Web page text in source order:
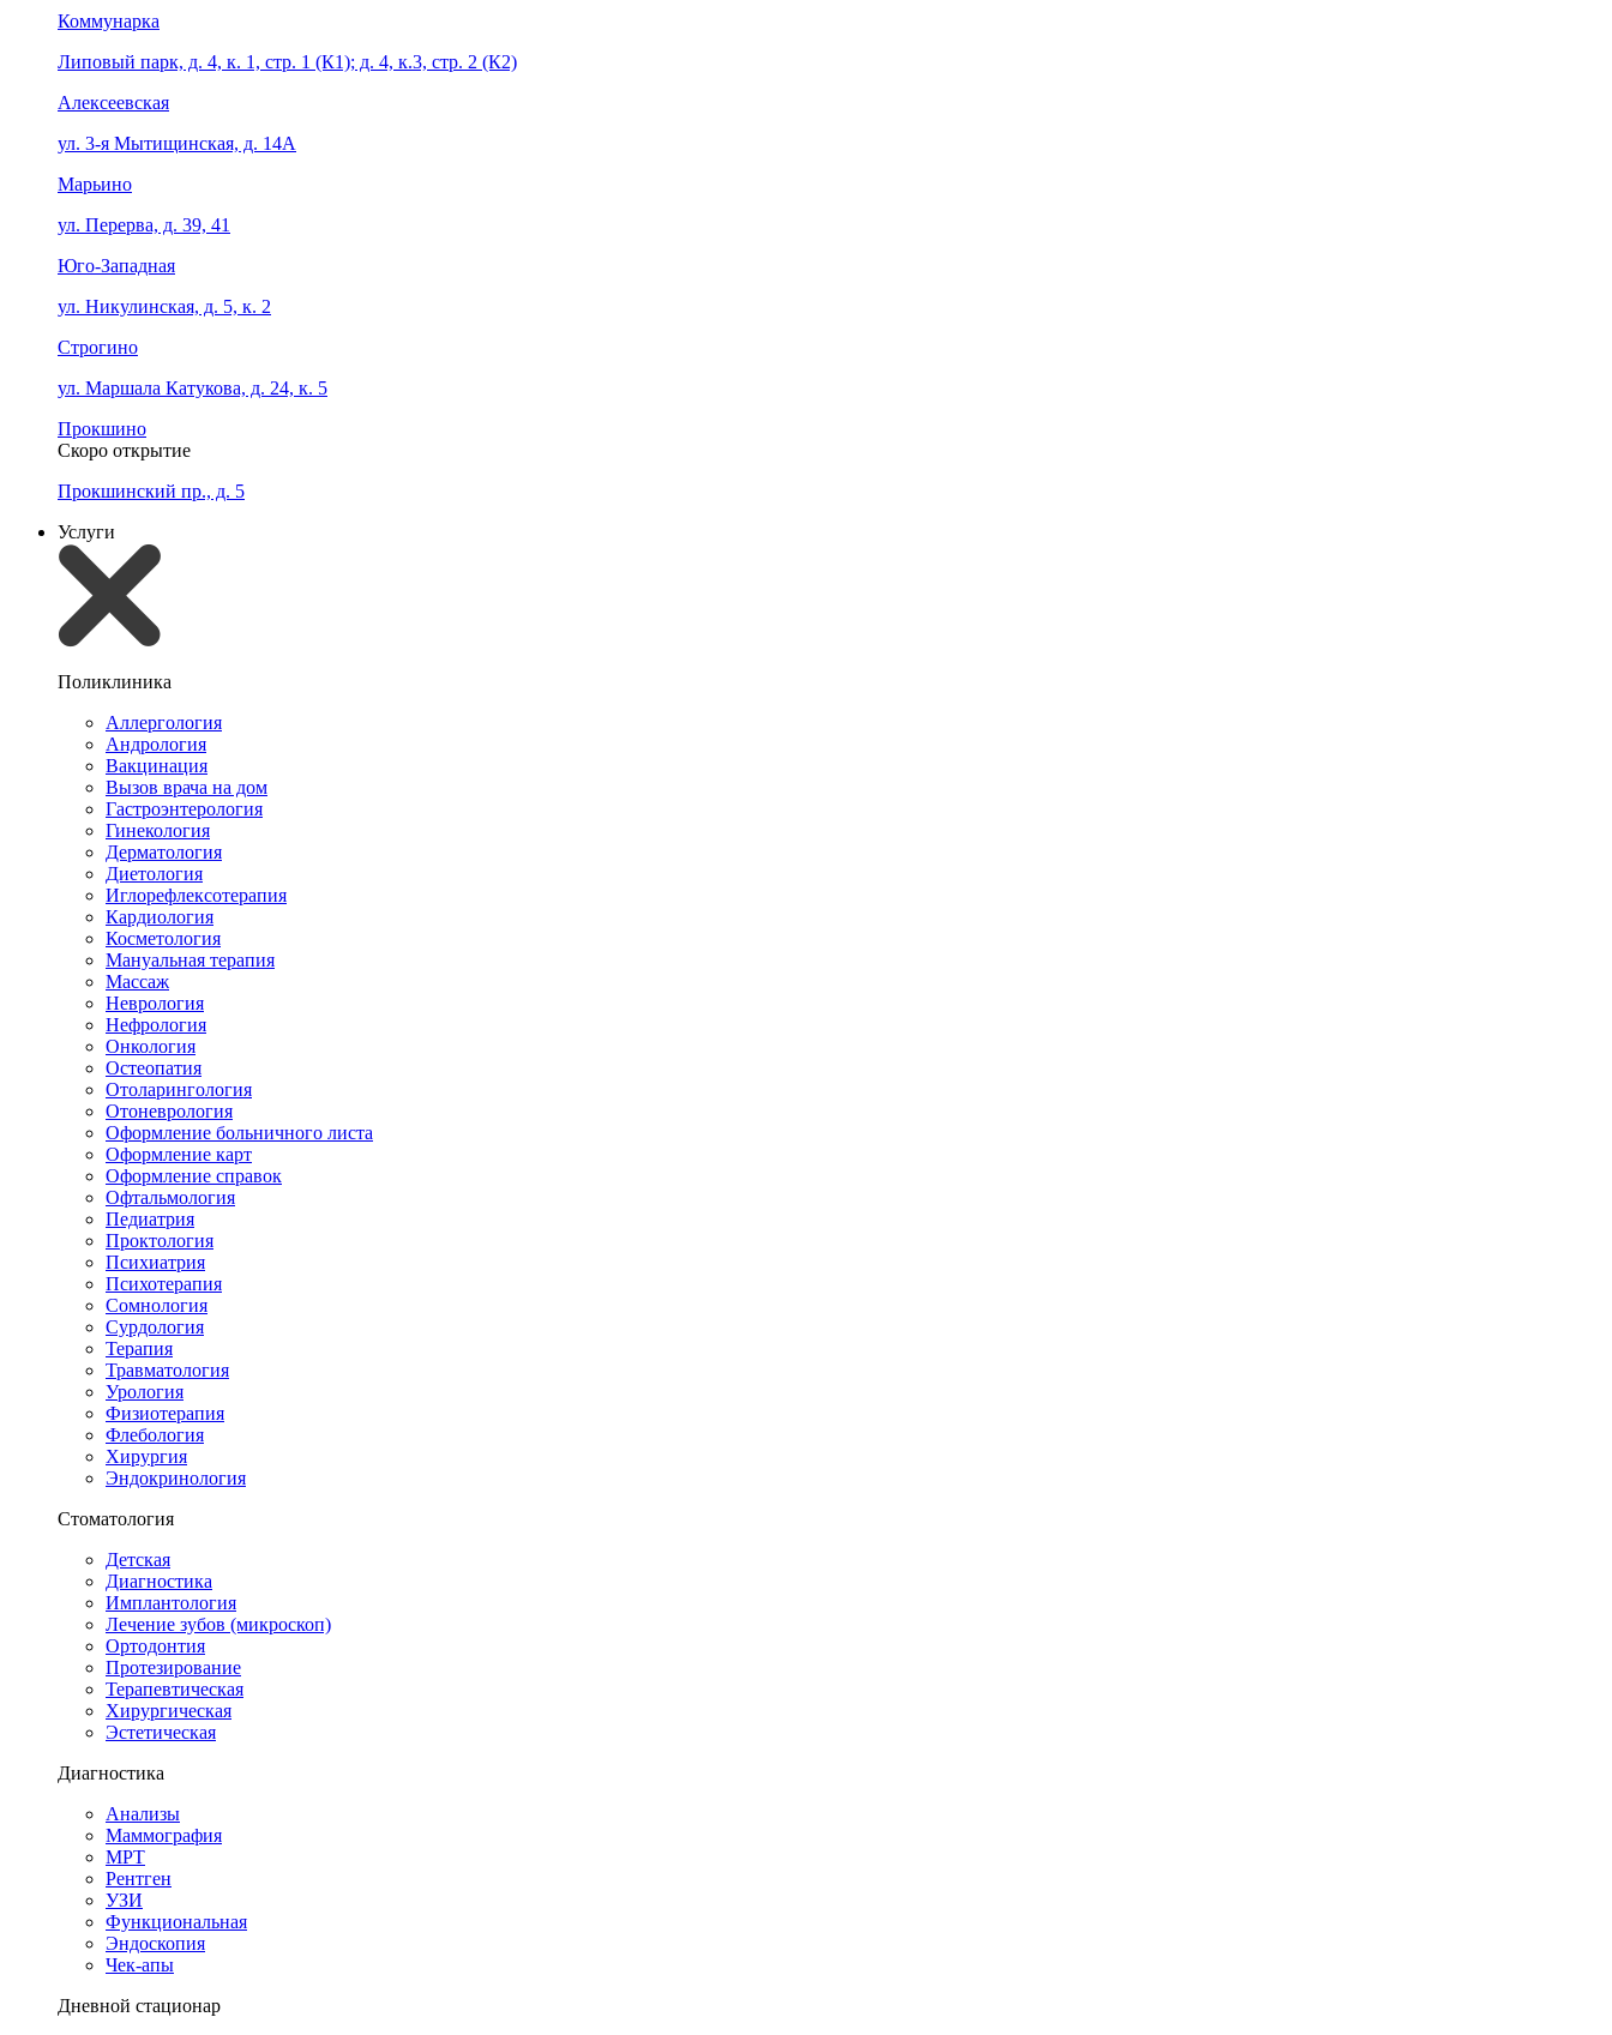
Коммунарка
Липовый парк, д. 4, к. 1, стр. 1 (К1); д. 4, к.3, стр. 2 (К2)
Алексеевская
ул. 3-я Мытищинская, д. 14А
Марьино
ул. Перерва, д. 39, 41
Юго-Западная
ул. Никулинская, д. 5, к. 2
Строгино
ул. Маршала Катукова, д. 24, к. 5
Прокшино
Скоро открытие
Прокшинский пр., д. 5
Услуги
Поликлиника
Аллергология
Андрология
Вакцинация
Вызов врача на дом
Гастроэнтерология
Гинекология
Дерматология
Диетология
Иглорефлексотерапия
Кардиология
Косметология
Мануальная терапия
Массаж
Неврология
Нефрология
Онкология
Остеопатия
Отоларингология
Отоневрология
Оформление больничного листа
Оформление карт
Оформление справок
Офтальмология
Педиатрия
Проктология
Психиатрия
Психотерапия
Сомнология
Сурдология
Терапия
Травматология
Урология
Физиотерапия
Флебология
Хирургия
Эндокринология
Стоматология
Детская
Диагностика
Имплантология
Лечение зубов (микроскоп)
Ортодонтия
Протезирование
Терапевтическая
Хирургическая
Эстетическая
Диагностика
Анализы
Маммография
МРТ
Рентген
УЗИ
Функциональная
Эндоскопия
Чек-апы
Дневной стационар